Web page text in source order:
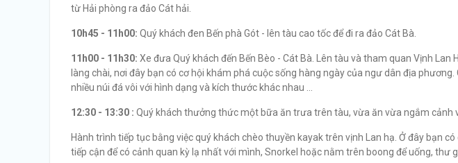
từ Hải phòng ra đảo Cát hải.
10h45 - 11h00: Quý khách đen Bến phà Gót - lên tàu cao tốc để đi ra đảo Cát Bà.
11h00 - 11h30: Xe đưa Quý khách đến Bến Bèo - Cát Bà. Lên tàu và tham quan Vịnh Lan
làng chài, nơi đây bạn có cơ hội khám phá cuộc sống hàng ngày của ngư dân địa
nhiều núi đá vôi với hình dạng và kích thước khác nhau ...
12:30 - 13:30 : Quý khách thưởng thức một bữa ăn trưa trên tàu, vừa ăn vừa ngắm cảnh
Hành trình tiếp tục bằng việc quý khách chèo thuyền kayak trên vịnh Lan hạ. Ở đây bạn
tiếp cận để có cảnh quan kỳ lạ nhất với mình, Snorkel hoặc nằm trên boong để uống, thư